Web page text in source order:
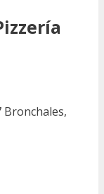
Bronchales,